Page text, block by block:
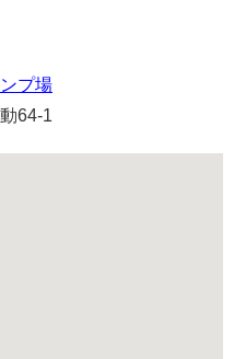
プ場
64-1